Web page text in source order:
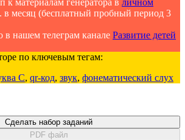
в месяц (бесплатный пробный период 3
в нашем телеграм канале Развитие детей
по ключевым тегам:
С, qr-код, звук, фонематический слух
Сделать набор заданий
PDF файл